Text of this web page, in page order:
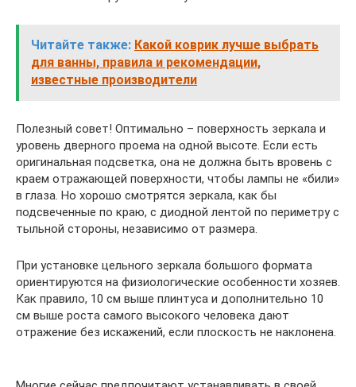
Читайте также: Какой коврик лучше выбрать
для ванны, правила и рекомендации,
известные производители
Полезный совет! Оптимально – поверхность зеркала и
уровень дверного проема на одной высоте. Если есть
оригинальная подсветка, она не должна быть вровень с
краем отражающей поверхности, чтобы лампы не «били»
в глаза. Но хорошо смотрятся зеркала, как бы
подсвеченные по краю, с диодной лентой по периметру с
тыльной стороны, независимо от размера.
При установке цельного зеркала большого формата
ориентируются на физиологические особенности хозяев.
Как правило, 10 см выше плинтуса и дополнительно 10
см выше роста самого высокого человека дают
отражение без искажений, если плоскость не наклонена.